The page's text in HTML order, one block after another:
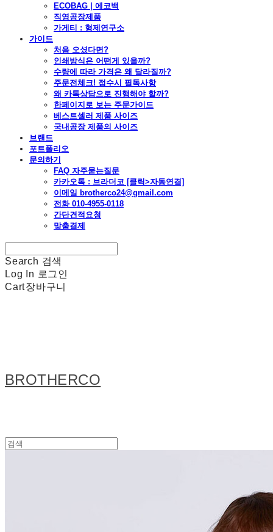
ECOBAG | 에코백
직영공장제품
가게티 : 형제연구소
가이드
처음 오셨다면?
인쇄방식은 어떤게 있을까?
수량에 따라 가격은 왜 달라질까?
주문전체크! 접수시 필독사항
왜 카톡상담으로 진행해야 할까?
한페이지로 보는 주문가이드
베스트셀러 제품 사이즈
국내공장 제품의 사이즈
브랜드
포트폴리오
문의하기
FAQ 자주묻는질문
카카오톡 : 브라더코 [클릭>자동연결]
이메일 brotherco24@gmail.com
전화 010-4955-0118
간단견적요청
맞춤결제
Search 검색
Log In 로그인
Cart장바구니
BROTHERCO